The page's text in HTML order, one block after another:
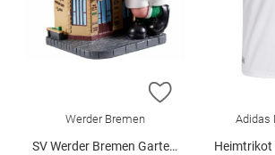
ZUR
Werder Bremen
SV Werder Bremen Gartenzwerg "Imbiss"
Adidas
Heimtrikot